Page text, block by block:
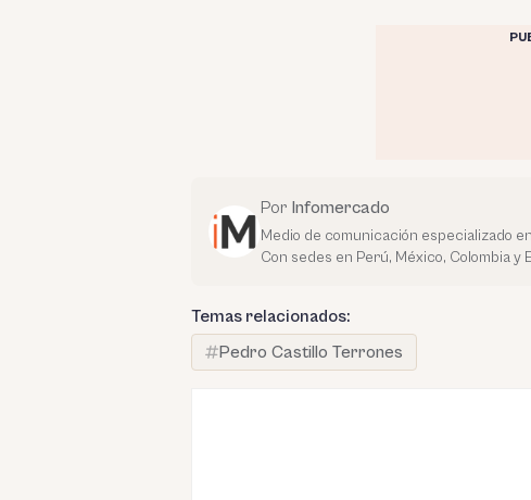
Por Infomercado
Medio de comunicación especializado
Con sedes en Perú, México, Colombia y
Temas relacionados:
Pedro Castillo Terrones